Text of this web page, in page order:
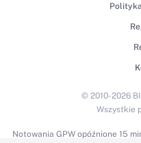
Notowania GPWopóźnione 15
© 2010-2026
Wszystkie